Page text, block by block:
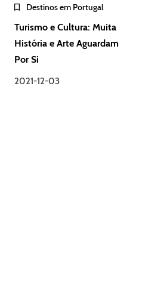
Destinos em Portugal
Turismo e Cultura: Muita
História e Arte Aguardam
Por Si
2021-12-03